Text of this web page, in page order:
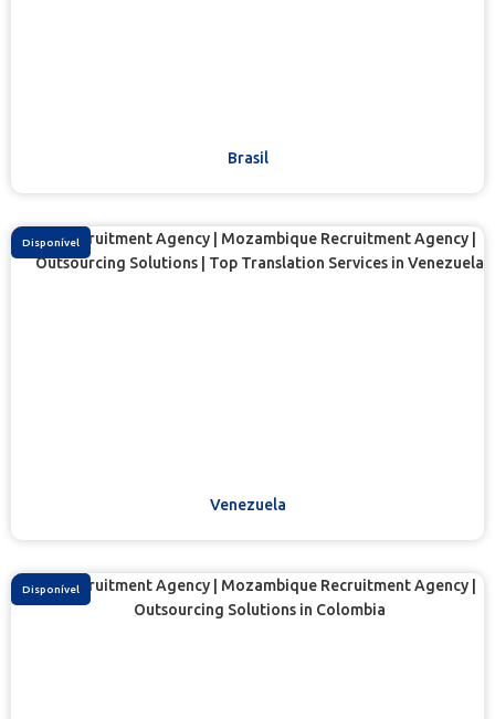
Brasil
Venezuela
Disponível
Disponível